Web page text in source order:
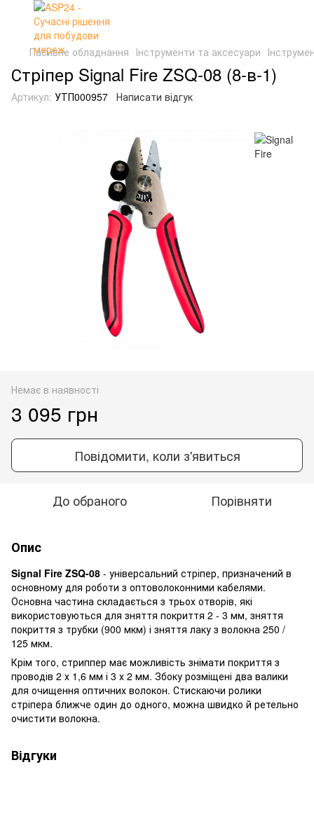
Пасивне обладнання Інструменти та аксесуари
Стріпер Signal Fire ZSQ-08 (8-в-1)
Артикул: УТП000957 Написати відгук
Немає в наявності
3 095 грн
Повідомити, коли з'явиться
До обраного Порівняти
Опис
Signal Fire ZSQ-08 - універсальний стріпер, призначений в
основному для роботи з оптоволоконними кабелями.
Основна частина складається з трьох отворів, які
використовуються для зняття покриття 2 - 3 мм, зняття
покриття з трубки (900 мкм) і зняття лаку з волокна 250 /
125 мкм.
Крім того, стриппер має можливість знімати покриття з
проводів 2 х 1,6 мм і 3 х 2 мм. Збоку розміщені два валики
для очищення оптичних волокон. Стискаючи ролики
стріпера ближче один до одного, можна швидко й ретельно
очистити волокна.
Відгуки